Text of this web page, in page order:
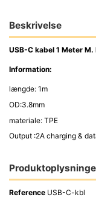
Beskrivelse
USB-C kabel 1 Meter
Information:
længde: 1m
OD:3.8mm
materiale: TPE
Output :2A charging &
Reference USB-C-kbl